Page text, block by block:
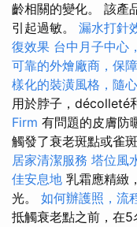
齡相關的變化。 該產
引起過敏。 漏水打針
復效果 台中月子中心
可靠的外燴廠商，保
樣化的裝潢風格，隨
用於脖子，décolleté
Firm 有問題的皮膚防
觸發了衰老斑點或雀
居家清潔服務 塔位風
佳安息地 乳霜應精緻
光。 如何辦護照，流
抵觸衰老點之前，在